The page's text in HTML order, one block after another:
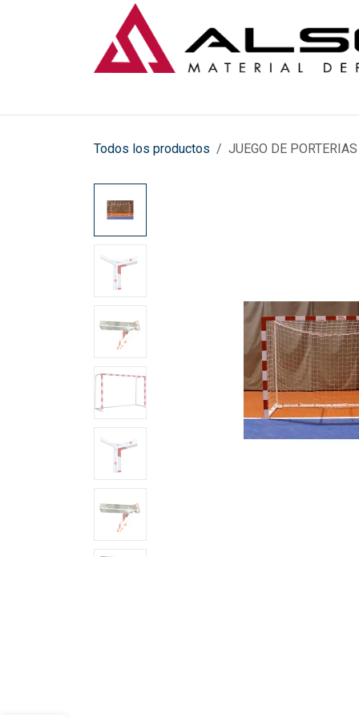
Todos los productos JUEGO DE